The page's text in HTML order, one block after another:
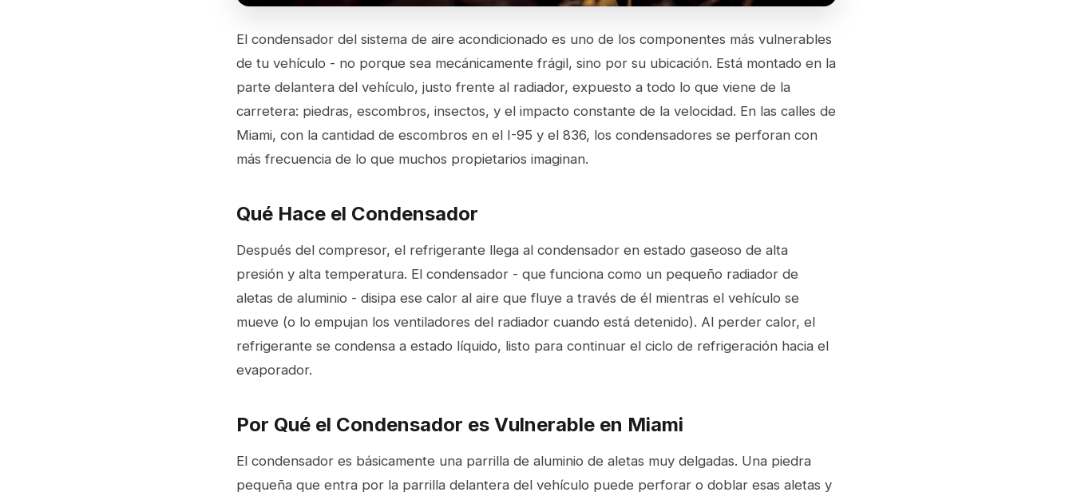
El condensador del sistema de aire acondicionado es uno de los componentes más vulnerables
de tu vehículo - no porque sea mecánicamente frágil, sino por su ubicación. Está montado en la
parte delantera del vehículo, justo frente al radiador, expuesto a todo lo que viene de la
carretera: piedras, escombros, insectos, y el impacto constante de la velocidad. En las calles de
Miami, con la cantidad de escombros en el I-95 y el 836, los condensadores se perforan con
más frecuencia de lo que muchos propietarios imaginan.
Qué Hace el Condensador
Después del compresor, el refrigerante llega al condensador en estado gaseoso de alta
presión y alta temperatura. El condensador - que funciona como un pequeño radiador de
aletas de aluminio - disipa ese calor al aire que fluye a través de él mientras el vehículo se
mueve (o lo empujan los ventiladores del radiador cuando está detenido). Al perder calor, el
refrigerante se condensa a estado líquido, listo para continuar el ciclo de refrigeración hacia el
evaporador.
Por Qué el Condensador es Vulnerable en Miami
El condensador es básicamente una parrilla de aluminio de aletas muy delgadas. Una piedra
pequeña que entra por la parrilla delantera del vehículo puede perforar o doblar esas aletas y